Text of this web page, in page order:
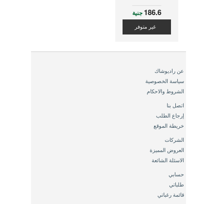
186.6 جنية
غير متوفر
عن راديوشاك
سياسة الخصوصية
الشروط والاحكام
اتصل بنا
إرجاع الطلب
خريطة الموقع
الشركات
العروض المميزة
الاسئلة الشائعة
حسابي
طلباتي
قائمة رغباتي